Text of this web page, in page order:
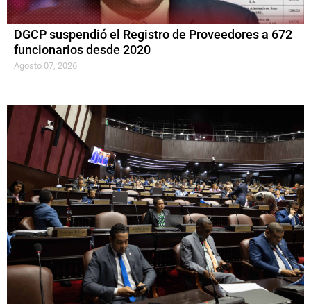
DGCP suspendió el Registro de Proveedores a 672
funcionarios desde 2020
Agosto 07, 2026